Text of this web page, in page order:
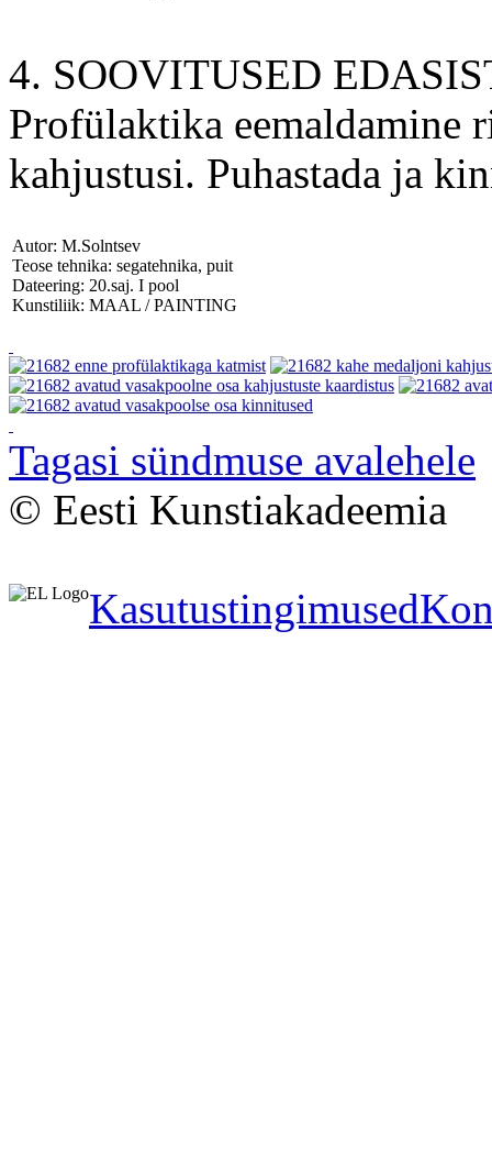
4. SOOVITUSED
Profülaktika eemaldamine
kahjustusi. Puhastada ja
Autor: M.Solntsev
Teose tehnika: segatehnika, puit
Dateering: 20.saj. I pool
Kunstiliik: MAAL / PAINTING
Tagasi sündmuse avalehele
© Eesti Kunstiakadeemia
Kasutustingimused